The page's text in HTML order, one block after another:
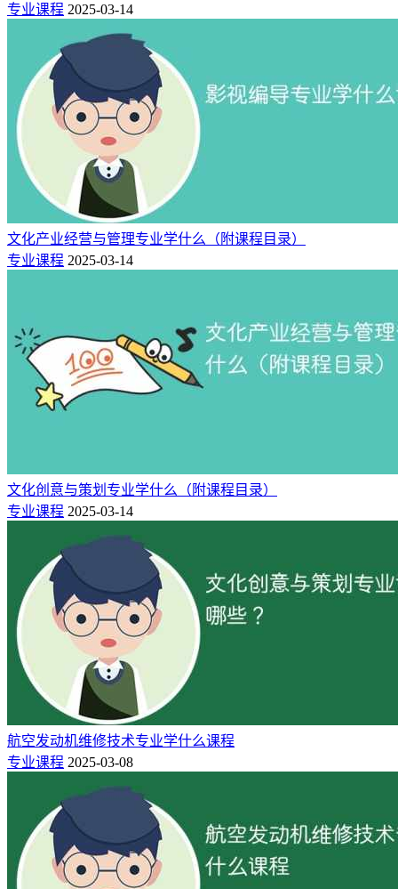
策，能在国家机关、企事业单位和社会团体、特别是能在立法
机关、行政机关、检察机关、审判机关、仲裁机构和法律服务
机构从事法律工作的高级专门人才。
培养要求：
本专业培养的学生需要具备法学的基本理论和基本知识，受到
法学思维和法律实务的基本训练，具有运用法学理论和方法分
析问题和运用法律管理事务与解决问题的基本能力。
学科要求：
知识能力：
1.掌握法学各学科的基本理论与基本知识
2.掌握法学的基本分析方法和技术
4.熟悉我国法律和党的相关政策
5.具有运用法学知识去认识问题和处理问题的能力
6.掌握文献检索、资料查询的基本方法，具有一定的科学研究
和实际工作的能力。
猜你喜欢
全国法学专业大学排名（2024最新院校榜单）
2024法学专业就业方向及前景，到底怎么样？
专业课程 2025-03-14
文化产业经营与管理专业学什么（附课程目录）
专业课程 2025-03-14
文化创意与策划专业学什么（附课程目录）
专业课程 2025-03-14
航空发动机维修技术专业学什么课程
专业课程 2025-03-08